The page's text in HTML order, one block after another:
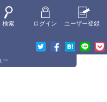
検索 ログイン ユーザー登録
ー